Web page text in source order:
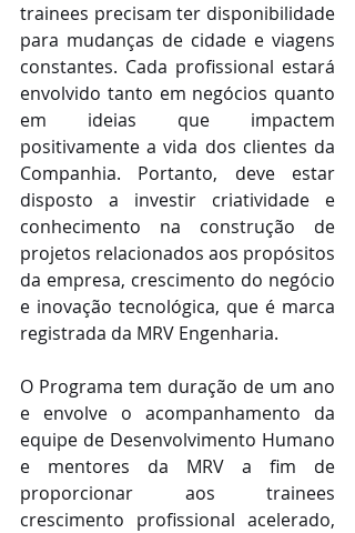
trainees precisam ter disponibilidade
para mudanças de cidade e viagens
constantes. Cada profissional estará
envolvido tanto em negócios quanto
em ideias que impactem
positivamente a vida dos clientes da
Companhia. Portanto, deve estar
disposto a investir criatividade e
conhecimento na construção de
projetos relacionados aos propósitos
da empresa, crescimento do negócio
e inovação tecnológica, que é marca
registrada da MRV Engenharia.
O Programa tem duração de um ano
e envolve o acompanhamento da
equipe de Desenvolvimento Humano
e mentores da MRV a fim de
proporcionar aos trainees
crescimento profissional acelerado,